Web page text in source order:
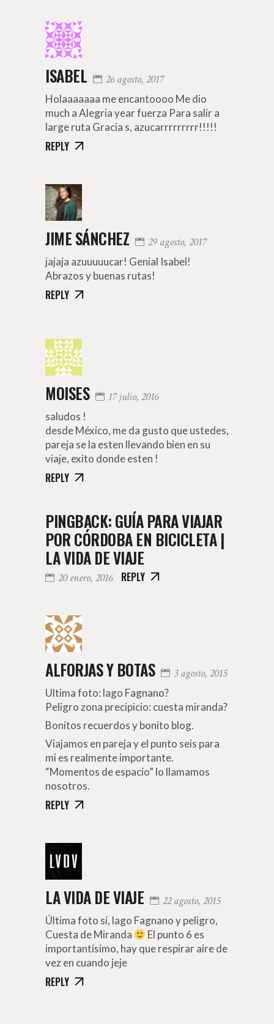
ISABEL 26 agosto, 2017
Holaaaaaaa me encantoooo Me dio
much a Alegria year fuerza Para salir a
large ruta Gracia s, azucarrrrrrrrr!!!!!
REPLY
JIME SÁNCHEZ 29 agosto, 2017
jajaja azuuuuucar! Genial Isabel!
Abrazos y buenas rutas!
REPLY
MOISES 17 julio, 2016
saludos !
desde México, me da gusto que ustedes,
pareja se la esten llevando bien en su
viaje, exito donde esten !
REPLY
PINGBACK:GUÍA PARA VIAJAR
POR CÓRDOBA EN BICICLETA |
LA VIDA DE VIAJE
20 enero, 2016 REPLY
ALFORJAS Y BOTAS 3 agosto, 2015
Ultima foto: lago Fagnano?
Peligro zona precipicio: cuesta miranda?
Bonitos recuerdos y bonito blog.
Viajamos en pareja y el punto seis para
mi es realmente importante.
“Momentos de espacio” lo llamamos
nosotros.
REPLY
LA VIDA DE VIAJE 22 agosto, 2015
Última foto sí, lago Fagnano y peligro,
Cuesta de Miranda
El punto 6 es
importantísimo, hay que respirar aire de
vez en cuando jeje
REPLY